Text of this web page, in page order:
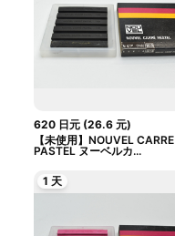
620 日元(26.6 元)
【未使用】NOUVEL CARRE
PASTEL ヌーベルカ...
1 天